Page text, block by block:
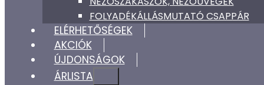
FOLYADÉKÁLLÁSMUTATÓ CSAPPÁR
ELÉRHETŐSÉGEK
AKCIÓK
ÚJDONSÁGOK
ÁRLISTA